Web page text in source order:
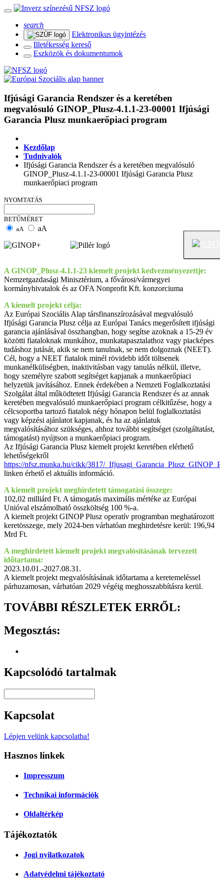
search
Elektronikus ügyintézés
Illetékesség kereső
Eszközök és dokumentumok
Ifjúsági Garancia Rendszer és a keretében
megvalósuló GINOP_Plusz-4.1.1-23-00001 Ifjúsági
Garancia Plusz munkaerőpiaci program
Kezdőlap
Tudnivalók
Ifjúsági Garancia Rendszer és a keretében megvalósuló
GINOP_Plusz-4.1.1-23-00001 Ifjúsági Garancia Plusz
munkaerőpiaci program
NYOMTATÁS
BETŰMÉRET
aA
aA
A GINOP_Plusz-4.1.1-23 kiemelt projekt kedvezményezettje:
Nemzetgazdasági Minisztérium, a fővárosi/vármegyei
kormányhivatalok és az OFA Nonprofit Kft. konzorciuma
A kiemelt projekt célja:
Az Európai Szociális Alap társfinanszírozásával megvalósuló
Ifjúsági Garancia Plusz célja az Európai Tanács megerősített ifjúsági
garancia ajánlásával összhangban, hogy segítse azoknak a 15-29 év
közötti fiataloknak munkához, munkatapasztalathoz vagy piacképes
tudáshoz jutását, akik se nem tanulnak, se nem dolgoznak (NEET).
Cél, hogy a NEET fiatalok minél rövidebb időt töltsenek
munkanélküliségben, inaktivitásban vagy tanulás nélkül, illetve,
hogy személyre szabott segítséget kapjanak a munkaerőpiaci
helyzetük javításához. Ennek érdekében a Nemzeti Foglalkoztatási
Szolgálat által működtetett Ifjúsági Garancia Rendszer és az annak
keretében megvalósuló munkaerőpiaci program célkitűzése, hogy a
célcsoportba tartozó fiatalok négy hónapon belül foglalkoztatási
vagy képzési ajánlatot kapjanak, és ha az ajánlatuk
megvalósításához szükséges, ahhoz további segítséget (szolgáltatást,
támogatást) nyújtson a munkaerőpiaci program.
Az Ifjúsági Garancia Plusz kiemelt projekt keretében elérhető
lehetőségekről
https://nfsz.munka.hu/cikk/3817/
linken érhető el aktuális információ.
A kiemelt projekt meghirdetett támogatási összege:
102,02 milliárd Ft. A támogatás maximális mértéke az Európai
Unióval elszámolható összköltség 100 %-a.
A kiemelt projekt GINOP Plusz operatív programban meghatározott
keretösszege, mely 2024-ben várhatóan meghirdetésre kerül: 196,94
Mrd Ft.
A meghirdetett kiemelt projekt megvalósításának tervezett
időtartama:
2023.10.01.-2027.08.31.
A kiemelt projekt megvalósításának időtartama a keretemeléssel
párhuzamosan, várhatóan 2029 végéig meghosszabbításra kerül.
TOVÁBBI RÉSZLETEK ERRŐL:
Megosztás:
Kapcsolódó tartalmak
Kapcsolat
Lépjen velünk kapcsolatba!
Hasznos linkek
Impresszum
Technikai információk
Oldaltérkép
Tájékoztatók
Jogi nyilatkozatok
Adatvédelmi tájékoztató